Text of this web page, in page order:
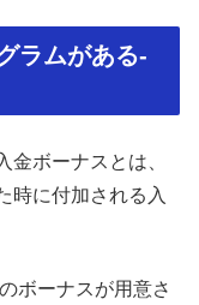
ラムがある-
ボーナスとは、
時に付加される入
ボーナスが用意さ